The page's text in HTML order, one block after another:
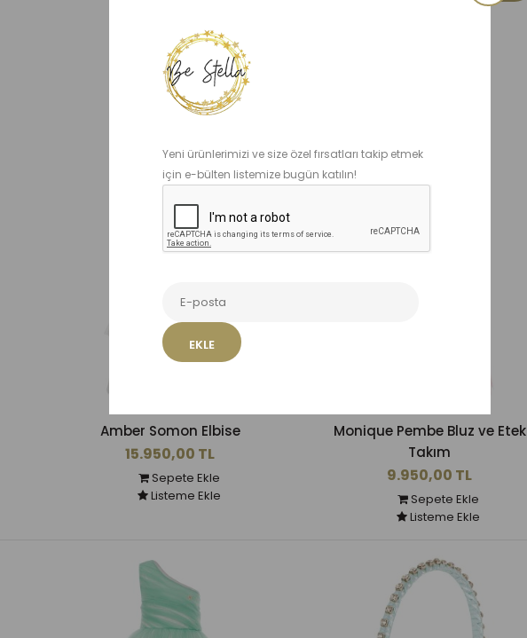
Yeni ürünlerimizi ve size özel fırsatları takip etmek
için e-bülten listemize bugün katılın!
EKLE
Benzer Ürünler
Amber Somon Elbise
15.950,00 TL
Sepete Ekle
Listeme Ekle
Monique Pembe Bluz ve Etek
Takım
9.950,00 TL
Sepete Ekle
Listeme Ekle